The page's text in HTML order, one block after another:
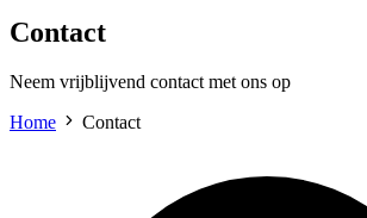
Contact
Neem vrijblijvend contact met ons op
Home
Contact